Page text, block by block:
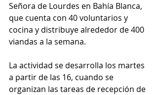
Señora de Lourdes en Bahía Blanca,
que cuenta con 40 voluntarios y
cocina y distribuye alrededor de 400
viandas a la semana.
La actividad se desarrolla los martes
a partir de las 16, cuando se
organizan las tareas de recepción de